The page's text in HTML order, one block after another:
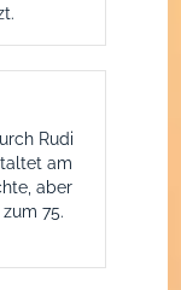
Rudi
am
aber
75.